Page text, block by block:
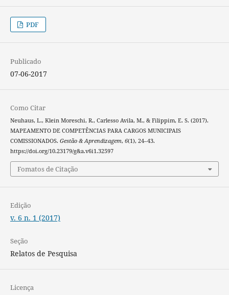
PDF
Publicado
07-06-2017
Como Citar
Neuhaus, L., Klein Moreschi, R., Carlesso Avila, M., & Filippim, E. S. (2017).
MAPEAMENTO DE COMPETÊNCIAS PARA CARGOS MUNICIPAIS
COMISSIONADOS. Gestão & Aprendizagem, 6(1), 24–43.
https://doi.org/10.23179/g&a.v6i1.32597
Fomatos de Citação
Edição
v. 6 n. 1 (2017)
Seção
Relatos de Pesquisa
Licença